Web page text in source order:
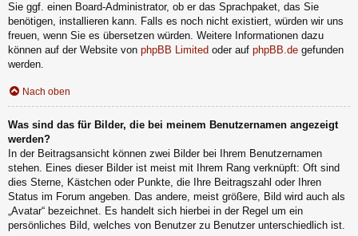
Sie ggf. einen Board-Administrator, ob er das Sprachpaket, das Sie
benötigen, installieren kann. Falls es noch nicht existiert, würden wir uns
freuen, wenn Sie es übersetzen würden. Weitere Informationen dazu
können auf der Website von phpBB Limited oder auf phpBB.de gefunden
werden.
Nach oben
Was sind das für Bilder, die bei meinem Benutzernamen angezeigt
werden?
In der Beitragsansicht können zwei Bilder bei Ihrem Benutzernamen
stehen. Eines dieser Bilder ist meist mit Ihrem Rang verknüpft: Oft sind
dies Sterne, Kästchen oder Punkte, die Ihre Beitragszahl oder Ihren
Status im Forum angeben. Das andere, meist größere, Bild wird auch als
„Avatar“ bezeichnet. Es handelt sich hierbei in der Regel um ein
persönliches Bild, welches von Benutzer zu Benutzer unterschiedlich ist.